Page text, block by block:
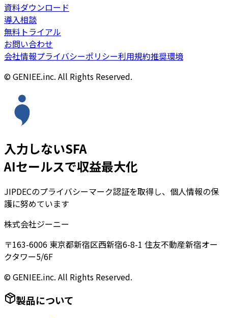
資料ダウンロード
導入相談
無料トライアル
お問い合わせ
会社情報プライバシーポリシー利用規約推奨環境
© GENIEE.inc. All Rights Reserved.
入力しないSFA
AIセールスで収益最大化
JIPDECのプライバシーマーク認証を取得し、個人情報の保
護に努めています
株式会社ジーニー
〒163-6006 東京都新宿区西新宿6-8-1 住友不動産新宿オー
クタワー5/6F
© GENIEE.inc. All Rights Reserved.
製品について